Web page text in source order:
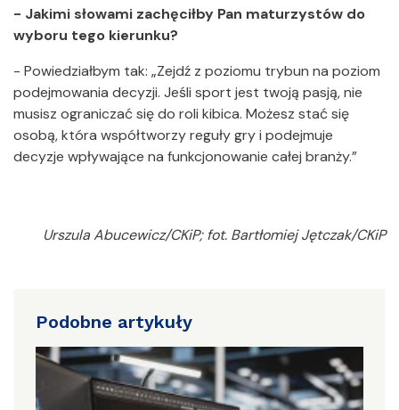
- Jakimi słowami zachęciłby Pan maturzystów do
wyboru tego kierunku?
- Powiedziałbym tak: „Zejdź z poziomu trybun na poziom
podejmowania decyzji. Jeśli sport jest twoją pasją, nie
musisz ograniczać się do roli kibica. Możesz stać się
osobą, która współtworzy reguły gry i podejmuje
decyzje wpływające na funkcjonowanie całej branży.”
Urszula Abucewicz/CKiP; fot. Bartłomiej Jętczak/CKiP
Podobne artykuły